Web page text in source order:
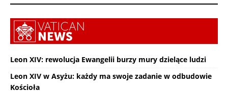
Leon XIV: rewolucja Ewangelii burzy mury dzielące ludzi
Leon XIV w Asyżu: każdy ma swoje zadanie w odbudowie
Kościoła